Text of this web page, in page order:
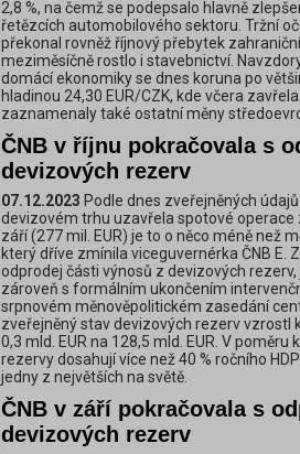
2,8 %, na čemž se podepsalo hlavně
řetězcích automobilového sektoru. Tržní
překonal rovněž říjnový přebytek
meziměsíčně rostlo i stavebnictví.
domácí ekonomiky se dnes koruna po
hladinou 24,30 EUR/CZK, kde včera
zaznamenaly také ostatní měny
ČNB v říjnu pokračovala s
devizových rezerv
07.12.2023 Podle dnes zveřejněných
devizovém trhu uzavřela spotové operace
září (277 mil. EUR) je to o něco méně než
který dříve zmínila viceguvernérka ČNB E.
odprodej části výnosů z devizových
zároveň s formálním ukončením
srpnovém měnověpolitickém zasedání
zveřejněný stav devizových rezerv vzrostl
0,3 mld. EUR na 128,5 mld. EUR. V
rezervy dosahují více než 40 % ročního
jedny z největších na světě.
ČNB v září pokračovala s
devizových rezerv